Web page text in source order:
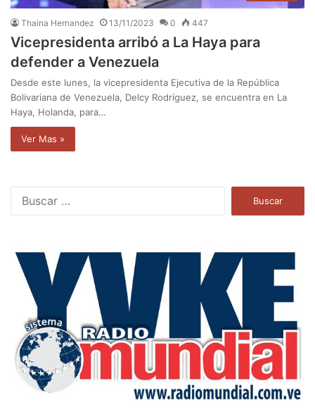
Thaina Hernandez 13/11/2023 0 447
Vicepresidenta arribó a La Haya para
defender a Venezuela
Desde este lunes, la vicepresidenta Ejecutiva de la República
Bolivariana de Venezuela, Delcy Rodríguez, se encuentra en La
Haya, Holanda, para…
Ver Mas »
a